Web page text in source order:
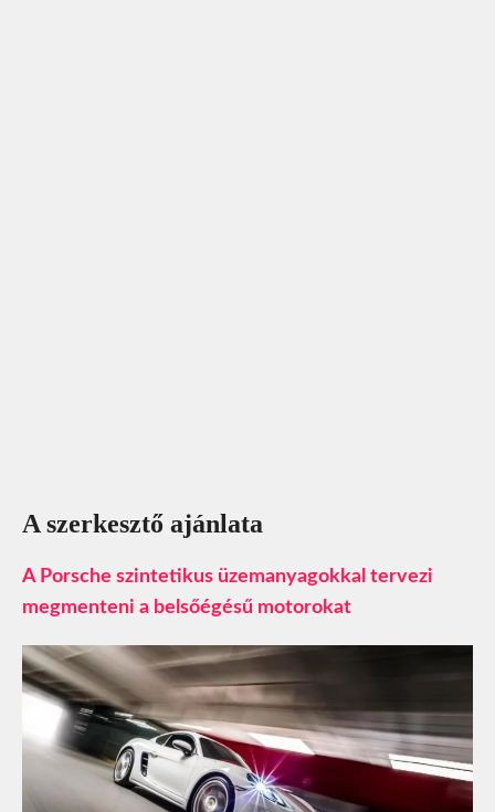
A szerkesztő ajánlata
A Porsche szintetikus üzemanyagokkal tervezi
megmenteni a belsőégésű motorokat